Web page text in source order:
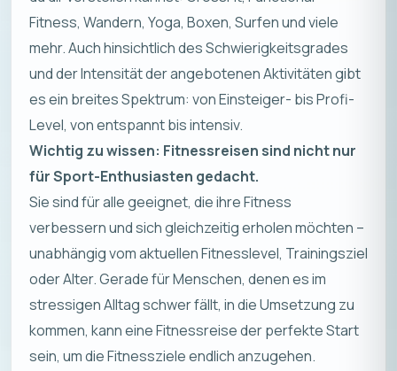
Fitness, Wandern, Yoga, Boxen, Surfen und viele
mehr. Auch hinsichtlich des Schwierigkeitsgrades
und der Intensität der angebotenen Aktivitäten gibt
es ein breites Spektrum: von Einsteiger- bis Profi-
Level, von entspannt bis intensiv.
Wichtig zu wissen: Fitnessreisen sind nicht nur
für Sport-Enthusiasten gedacht.
Sie sind für alle geeignet, die ihre Fitness
verbessern und sich gleichzeitig erholen möchten –
unabhängig vom aktuellen Fitnesslevel, Trainingsziel
oder Alter. Gerade für Menschen, denen es im
stressigen Alltag schwer fällt, in die Umsetzung zu
kommen, kann eine Fitnessreise der perfekte Start
sein, um die Fitnessziele endlich anzugehen.